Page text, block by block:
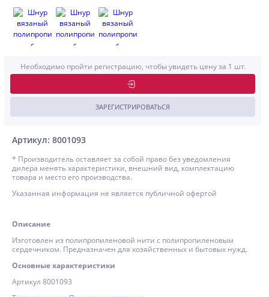
Артикул: 8001093
Необходимо пройти регистрацию, чтобы увидеть цену за 1 шт.
ЗАРЕГИСТРИРОВАТЬСЯ
* Производитель оставляет за собой право без уведомления
дилера менять характеристики, внешний вид, комплектацию
товара и место его производства.
Указанная информация не является публичной офертой
Описание
Изготовлен из полипропиленовой нити с полипропиленовым
сердечником. Предназначен для хозяйственных и бытовых нужд.
Основные характеристики
Артикул 8001093